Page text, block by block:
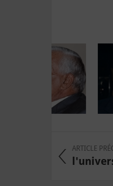
ARTICLE